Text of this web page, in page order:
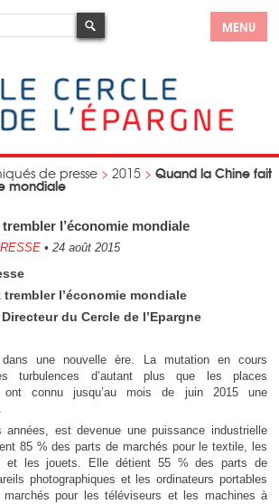
MENU
de presse > 2015 > Quand la Chine fait
mondiale
l’économie mondiale
• 24 août 2015
l’économie mondiale
du Cercle de l’Epargne
une nouvelle ère. La mutation en cours
turbulences d’autant plus que les places
ont connu jusqu’au mois de juin 2015 une
années, est devenue une puissance industrielle
85 % des parts de marchés pour le textile, les
et les jouets. Elle détient 55 % des parts de
photographiques et les ordinateurs portables
pour les téléviseurs et les machines à